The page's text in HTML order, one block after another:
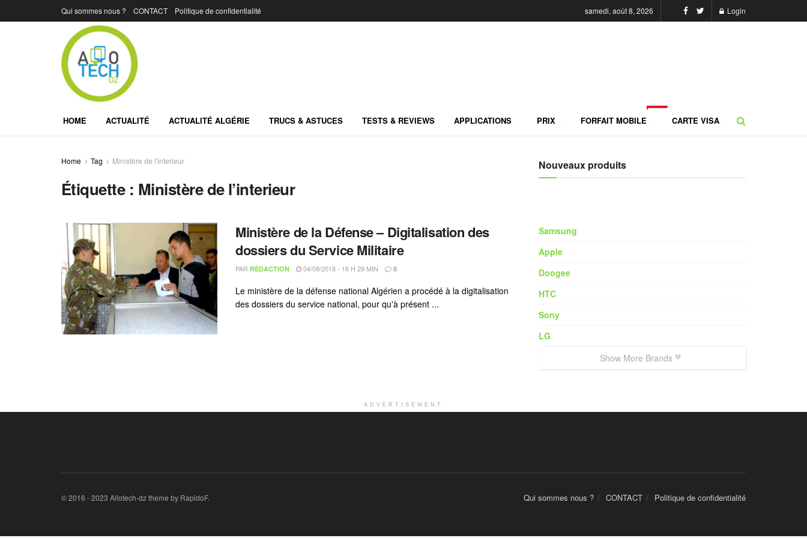
Qui sommes nous ? CONTACT Politique de confidentialité samedi, août 8, 2026 Login
HOME ACTUALITÉ ACTUALITÉ ALGÉRIE TRUCS & ASTUCES TESTS & REVIEWS APPLICATIONS PRIX FORFAIT MOBILE CARTE VISA
Home Tag Ministère de l'interieur
Étiquette : Ministère de l’interieur
Ministère de la Défense – Digitalisation des
dossiers du Service Militaire
PAR RÉDACTION 04/09/2018 - 16 H 29 MIN 0
Le ministère de la défense national Algérien a procédé à la digitalisation
des dossiers du service national, pour qu'à présent ...
Nouveaux produits
Samsung
Apple
Doogee
HTC
Sony
LG
Show More Brands
ADVERTISEMENT
Qui sommes nous ? CONTACT Politique de confidentialité
© 2016 - 2023 Allotech-dz theme by RapidoF.